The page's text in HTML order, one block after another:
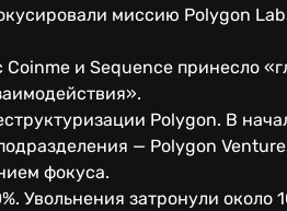
миссию Polygon
и Sequence принесло
Polygon. В
— Polygon
фокуса.
Увольнения затронули около